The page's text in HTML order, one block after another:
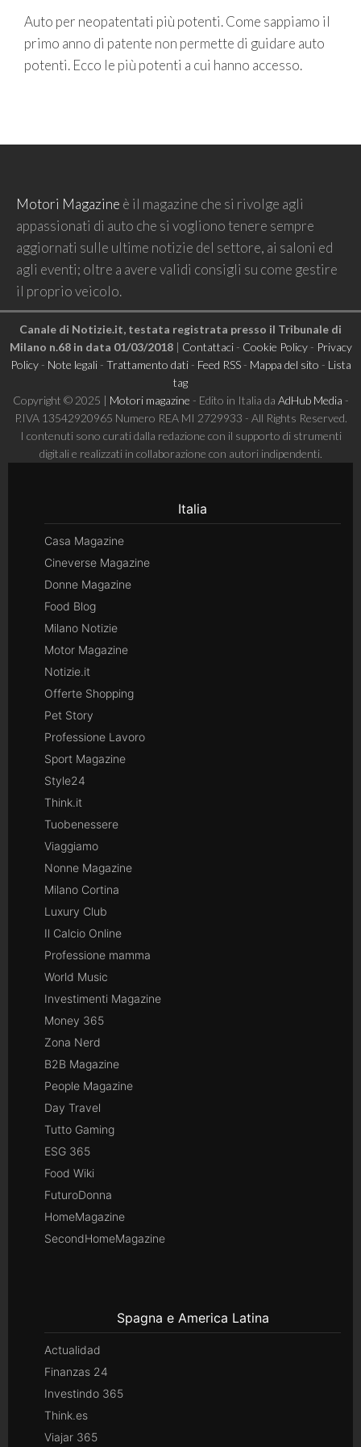
Auto per neopatentati più potenti. Come sappiamo il
primo anno di patente non permette di guidare auto
potenti. Ecco le più potenti a cui hanno accesso.
Motori Magazine è il magazine che si rivolge agli
appassionati di auto che si vogliono tenere sempre
aggiornati sulle ultime notizie del settore, ai saloni ed
agli eventi; oltre a avere validi consigli su come gestire
il proprio veicolo.
Canale di Notizie.it, testata registrata presso il Tribunale di
Milano n.68 in data 01/03/2018| Contattaci- Cookie Policy- Privacy
Policy- Note legali- Trattamento dati- Feed RSS- Mappa del sito - Lista
tag
Copyright © 2025 | Motori magazine - Edito in Italia da AdHub Media -
P.IVA 13542920965 Numero REA MI 2729933 - All Rights Reserved.
I contenuti sono curati dalla redazione con il supporto di strumenti
digitali e realizzati in collaborazione con autori indipendenti.
Italia
Casa Magazine
Cineverse Magazine
Donne Magazine
Food Blog
Milano Notizie
Motor Magazine
Notizie.it
Offerte Shopping
Pet Story
Professione Lavoro
Sport Magazine
Style24
Think.it
Tuobenessere
Viaggiamo
Nonne Magazine
Milano Cortina
Luxury Club
Il Calcio Online
Professione mamma
World Music
Investimenti Magazine
Money 365
Zona Nerd
B2B Magazine
People Magazine
Day Travel
Tutto Gaming
ESG 365
Food Wiki
FuturoDonna
HomeMagazine
SecondHomeMagazine
Spagna e America Latina
Actualidad
Finanzas 24
Investindo 365
Think.es
Viajar 365